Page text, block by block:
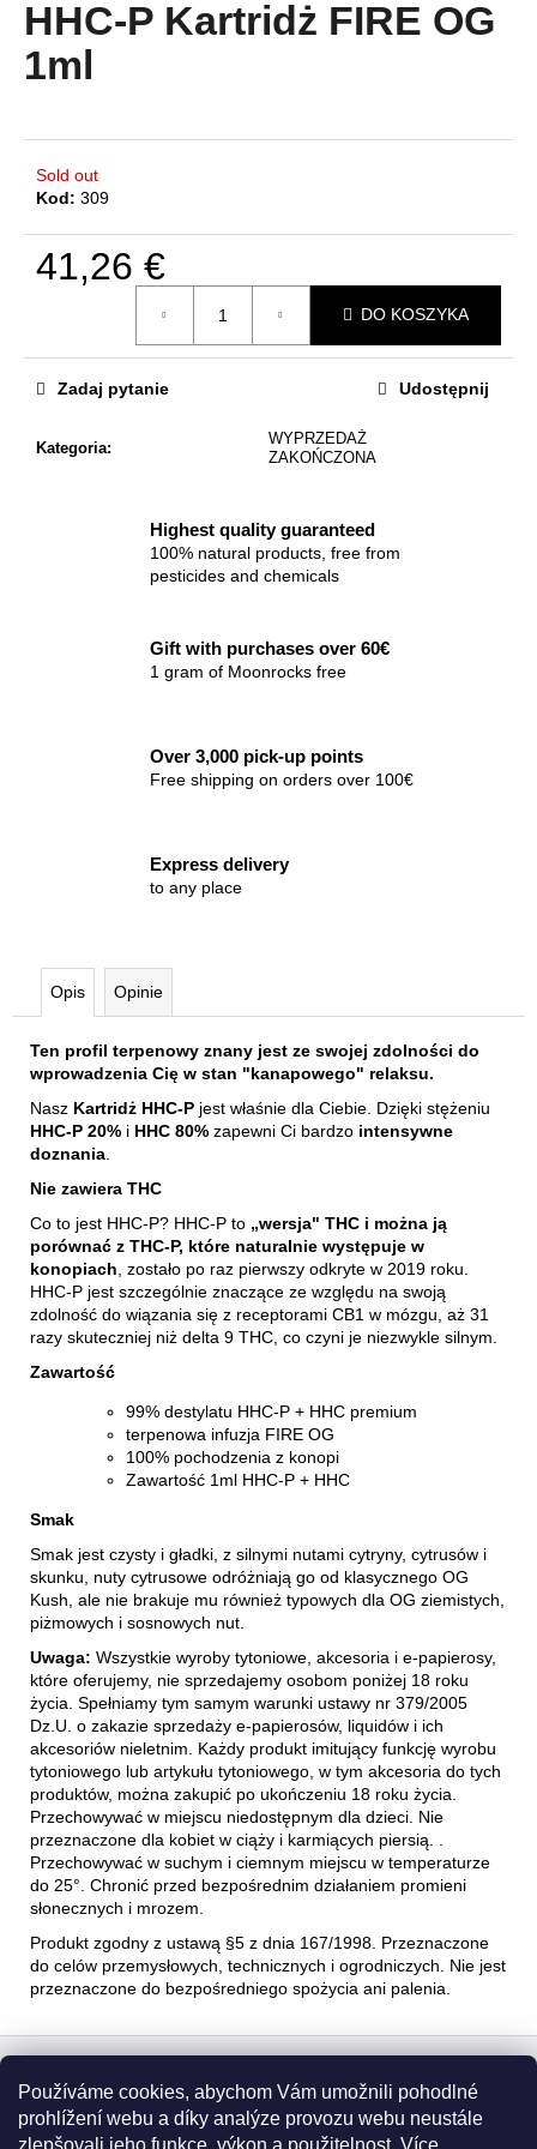
Používáme cookies, abychom Vám umožnili pohodlné
prohlížení webu a díky analýze provozu webu neustále
zlepšovali jeho funkce, výkon a použitelnost. Více
wynosi
4,8
na
HHC-P Kartridż FIRE OG
1ml
Sold out
Kod: 309
41,26 €
DO KOSZYKA
Kategoria:
WYPRZEDAŻ
ZAKOŃCZONA
Zadaj pytanie Udostępnij
Highest quality guaranteed
100% natural products, free from
pesticides and chemicals
Gift with purchases over 60€
1 gram of Moonrocks free
Over 3,000 pick-up points
Free shipping on orders over 100€
Express delivery
to any place
Opis Opinie
Ten profil terpenowy znany jest ze swojej zdolności do
wprowadzenia Cię w stan "kanapowego" relaksu.
Nasz Kartridż HHC-P jest właśnie dla Ciebie. Dzięki stężeniu
HHC-P 20% i HHC 80% zapewni Ci bardzo intensywne
doznania
Nie zawiera THC
Co to jest HHC-P? HHC-P to „wersja" THC i można ją
porównać z THC-P, które naturalnie występuje w
konopiach , zostało po raz pierwszy odkryte w 2019 roku.
HHC-P jest szczególnie znaczące ze względu na swoją
zdolność do wiązania się z receptorami CB1 w mózgu, aż 31
razy skuteczniej niż delta 9 THC, co czyni je niezwykle silnym.
Zawartość
99% destylatu HHC-P + HHC premium
terpenowa infuzja FIRE OG
100% pochodzenia z konopi
Zawartość 1ml HHC-P + HHC
Smak
Smak jest czysty i gładki, z silnymi nutami cytryny, cytrusów i
skunku, nuty cytrusowe odróżniają go od klasycznego OG
Kush, ale nie brakuje mu również typowych dla OG ziemistych,
piżmowych i sosnowych nut.
Uwaga: Wszystkie wyroby tytoniowe, akcesoria i e-papierosy,
które oferujemy, nie sprzedajemy osobom poniżej 18 roku
życia. Spełniamy tym samym warunki ustawy nr 379/2005
Dz.U. o zakazie sprzedaży e-papierosów, liquidów i ich
akcesoriów nieletnim. Każdy produkt imitujący funkcję wyrobu
tytoniowego lub artykułu tytoniowego, w tym akcesoria do tych
produktów, można zakupić po ukończeniu 18 roku życia.
Przechowywać w miejscu niedostępnym dla dzieci. Nie
przeznaczone dla kobiet w ciąży i karmiących piersią. .
Przechowywać w suchym i ciemnym miejscu w temperaturze
do 25°. Chronić przed bezpośrednim działaniem promieni
słonecznych i mrozem.
Produkt zgodny z ustawą §5 z dnia 167/1998. Przeznaczone
do celów przemysłowych, technicznych i ogrodniczych. Nie jest
przeznaczone do bezpośredniego spożycia ani palenia.
P
e
m
S
Informace pro vás